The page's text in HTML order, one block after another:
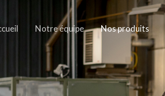
Notre équipe Nos produits